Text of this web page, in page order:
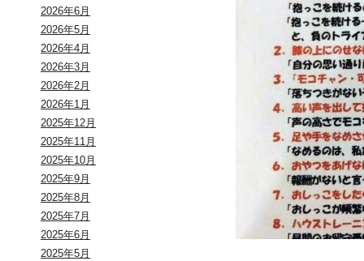
2026年6月
2026年5月
2026年4月
2026年3月
2026年2月
2026年1月
2025年12月
2025年11月
2025年10月
2025年9月
2025年8月
2025年7月
2025年6月
2025年5月